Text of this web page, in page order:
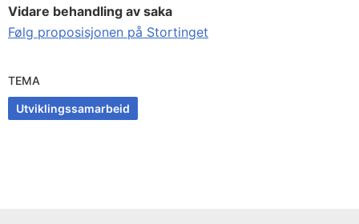
Vidare behandling av saka
Følg proposisjonen på Stortinget
TEMA
Utviklingssamarbeid